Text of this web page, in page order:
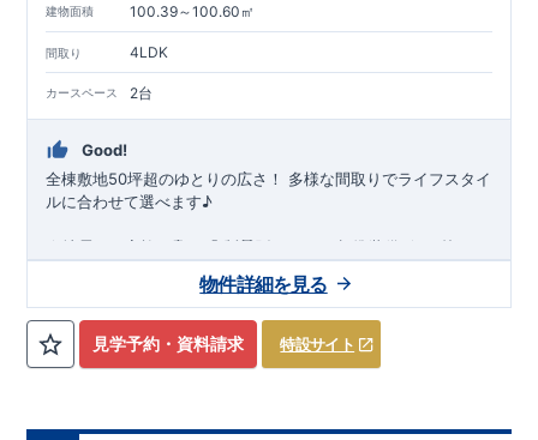
建物面積 100.39～100.60㎡
間取り 4LDK
カースペース 2台
Good!
全棟敷地50坪超のゆとりの広さ！ 多様な間取りでライフスタイ
ルに合わせて選べます♪
★ 地震から家族を守る 「 制震ダンパー 標準装備 ★
↑枠クリ
・2台駐車可能なスペース! ・明るく開放感のある吹抜採用! ・
周辺施設が充実!毎日のお買い物にも便利!! ★★
吉田小学校・・・・・・・
・
​水巻幼稚園・・・・・・・・約1,700m(徒歩 22分)
スマートフォンで見やすい特設サイトはこちら
見学予約・資料請求 特設サイト
物件詳細を見る